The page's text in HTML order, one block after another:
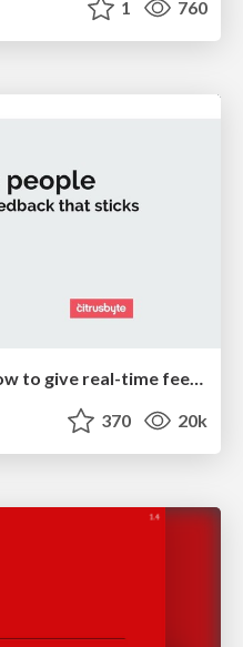
1 760
Building Better People: How to give real-time feedback that sticks.
370 20k